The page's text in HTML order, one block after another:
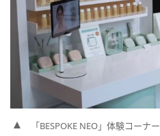
「BESPOKE NEO」体験コーナー